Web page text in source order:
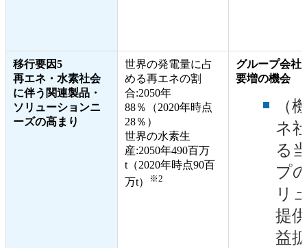
移行要因5
再エネ・水素社会
に伴う関連製品・
ソリューションニ
ーズの高まり
世界の発電量に占
める再エネの割
合:2050年
88％（2020年時点
28％）
世界の水素生
産:2050年490百万
t（2020年時点90百
万t）
※2
グループ会社
要増の機会
（
ネ
る
プ
リ
提
益